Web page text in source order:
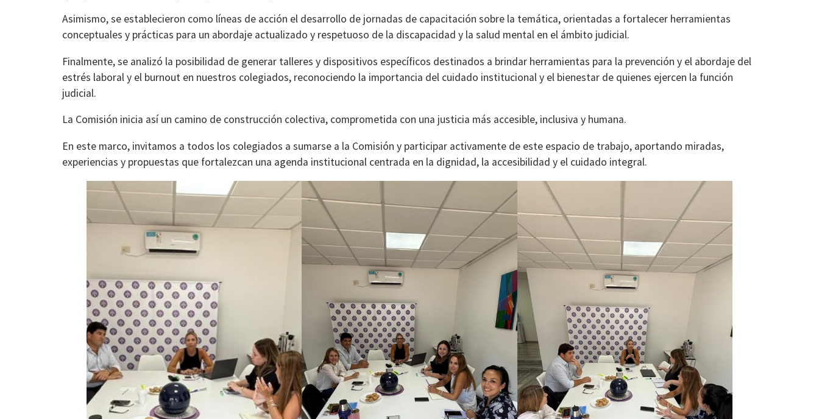
Asimismo, se establecieron como líneas de acción el desarrollo de jornadas de capacitación sobre la temática, orientadas a fortalecer herramientas
conceptuales y prácticas para un abordaje actualizado y respetuoso de la discapacidad y la salud mental en el ámbito judicial.
Finalmente, se analizó la posibilidad de generar talleres y dispositivos específicos destinados a brindar herramientas para la prevención y el abordaje del
estrés laboral y el burnout en nuestros colegiados, reconociendo la importancia del cuidado institucional y el bienestar de quienes ejercen la función
judicial.
La Comisión inicia así un camino de construcción colectiva, comprometida con una justicia más accesible, inclusiva y humana.
En este marco, invitamos a todos los colegiados a sumarse a la Comisión y participar activamente de este espacio de trabajo, aportando miradas,
experiencias y propuestas que fortalezcan una agenda institucional centrada en la dignidad, la accesibilidad y el cuidado integral.